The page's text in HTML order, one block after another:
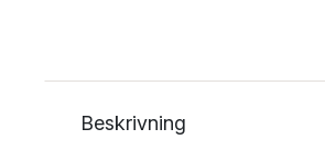
Beskrivning